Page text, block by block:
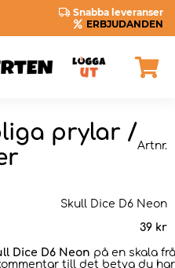
Snabba leveranser
ERBJUDANDEN
prylar /Artnr.
Skull Dice D6 Neon
39 kr
Dice D6 Neon på en skala
till det betyg du